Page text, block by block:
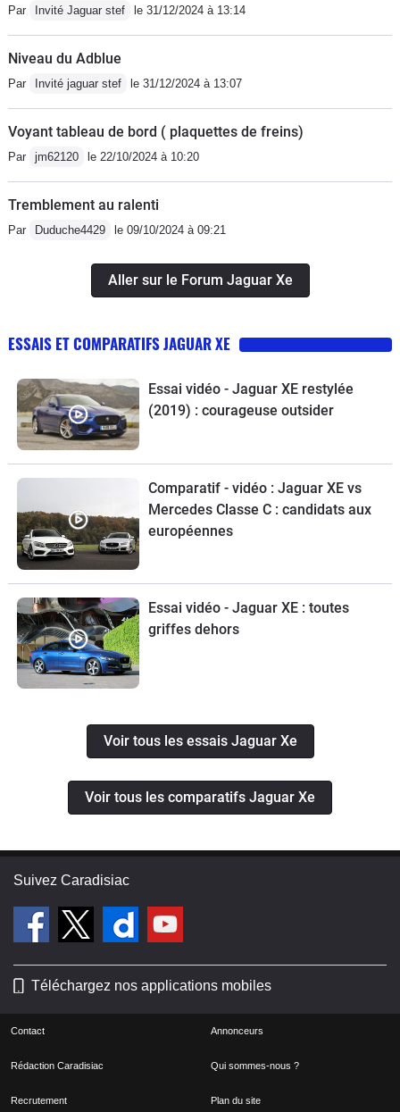
Par Invité Jaguar stef le 31/12/2024 à 13:14
Niveau du Adblue
Par Invité jaguar stef le 31/12/2024 à 13:07
Voyant tableau de bord ( plaquettes de freins)
Par jm62120 le 22/10/2024 à 10:20
Tremblement au ralenti
Par Duduche4429 le 09/10/2024 à 09:21
Aller sur le Forum Jaguar Xe
ESSAIS ET COMPARATIFS JAGUAR XE
Essai vidéo - Jaguar XE restylée
(2019) : courageuse outsider
Comparatif - vidéo : Jaguar XE vs
Mercedes Classe C : candidats aux
européennes
Essai vidéo - Jaguar XE : toutes
griffes dehors
Voir tous les essais Jaguar Xe
Voir tous les comparatifs Jaguar Xe
Suivez Caradisiac
Téléchargez nos applications mobiles
Contact Annonceurs
Rédaction Caradisiac Qui sommes-nous ?
Recrutement Plan du site